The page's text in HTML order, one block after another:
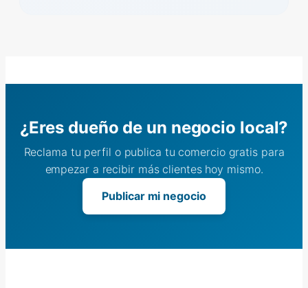
¿Eres dueño de un negocio local?
Reclama tu perfil o publica tu comercio gratis para
empezar a recibir más clientes hoy mismo.
Publicar mi negocio